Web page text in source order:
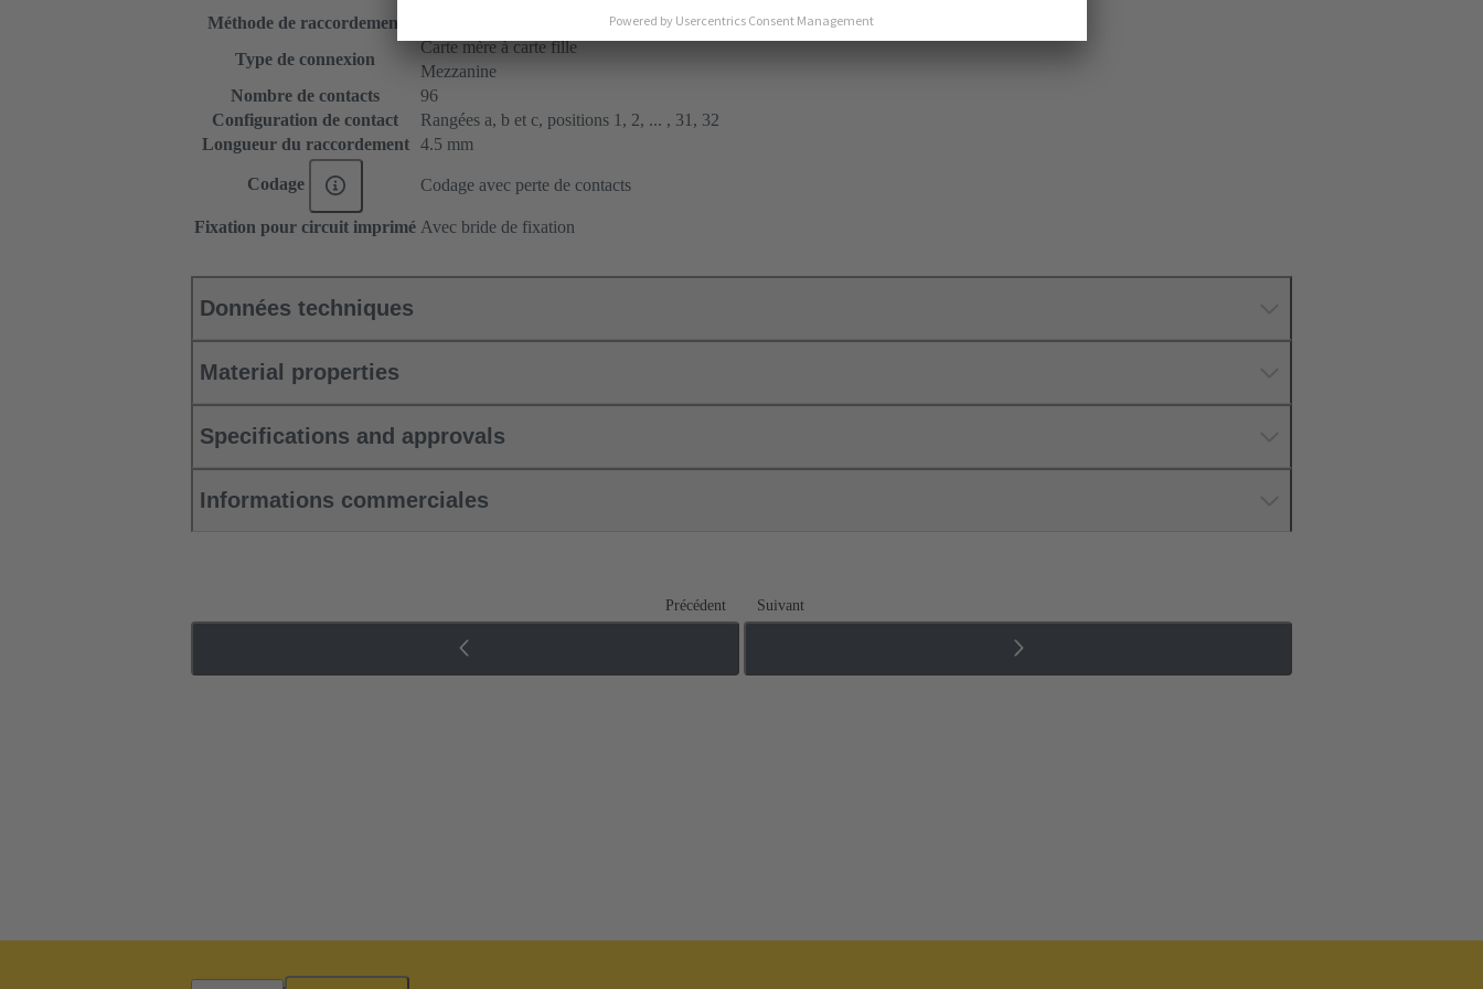
Méthode de raccordement
Raccordement à insertion en force
Type de connexion
Carte mère à carte fille
Mezzanine
Nombre de contacts
96
Configuration de contact
Rangées a, b et c, positions 1, 2, ... , 31, 32
Longueur du raccordement
4.5 mm
Codage Codage avec perte de contacts
Fixation pour circuit imprimé Avec bride de fixation
Données techniques
Material properties
Specifications and approvals
Informations commerciales
Précédent Suivant